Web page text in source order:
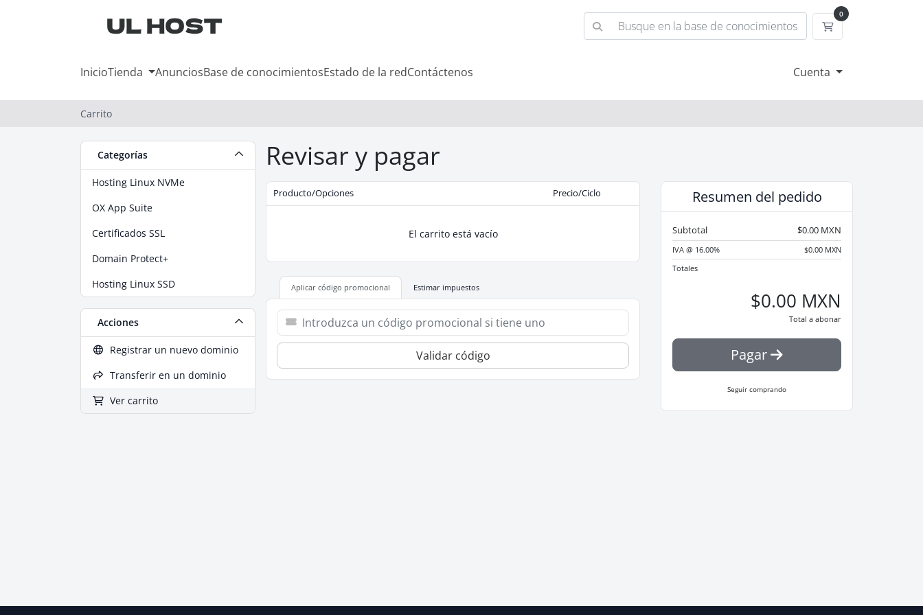
0
Carrito
InicioTienda AnunciosBase de conocimientosEstado de la redContáctenos Cuenta
Carrito
Categorías
Hosting Linux NVMe
OX App Suite
Certificados SSL
Domain Protect+
Hosting Linux SSD
Acciones
Registrar un nuevo dominio
Transferir en un dominio
Ver carrito
Revisar y pagar
Producto/Opciones Precio/Ciclo
El carrito está vacío
Aplicar código promocional Estimar impuestos
Validar código
Resumen del pedido
Subtotal $0.00 MXN
IVA @ 16.00%
$0.00 MXN
Totales
$0.00 MXN
Total a abonar
Pagar
Seguir comprando